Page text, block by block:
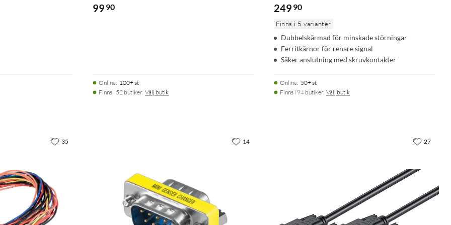
99 90
Online: 100+ st
Finns i 52 butiker. Välj butik
249 90
Finns i 5 varianter
Dubbelskärmad för minskade störningar
Ferritkärnor för renare signal
Säker anslutning med skruvkontakter
Online: 50+ st
Finns i 94 butiker. Välj butik
35 14 27